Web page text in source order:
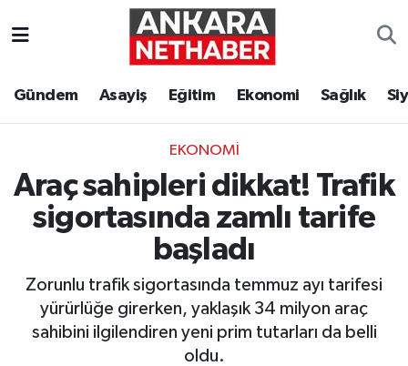
Gündem Asayiş Eğitim Ekonomi Sağlık
EKONOMI
Araç sahipleri dikkat! Trafik
sigortasında zamlı tarife
başladı
Zorunlu trafik sigortasında temmuz ayı tarifesi
yürürlüğe girerken, yaklaşık 34 milyon araç
sahibini ilgilendiren yeni prim tutarları da belli
oldu.
Ekonomi
Kim Kimdir Nereli
Ankara Hava Durumu
Tüm Manşetler
Son Dakika Haberleri
Haber Arşivi